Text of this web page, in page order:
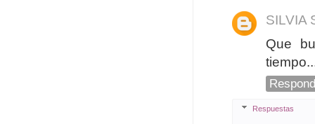
SILVIA
Que
Respuestas